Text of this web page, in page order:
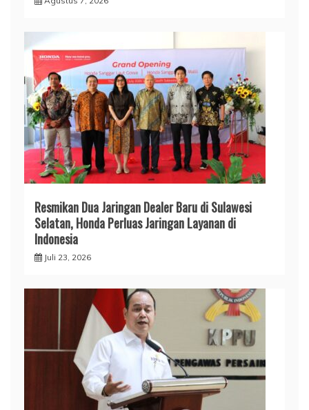
Resmikan Dua Jaringan Dealer Baru di Sulawesi
Selatan, Honda Perluas Jaringan Layanan di
Indonesia
Juli 23, 2026